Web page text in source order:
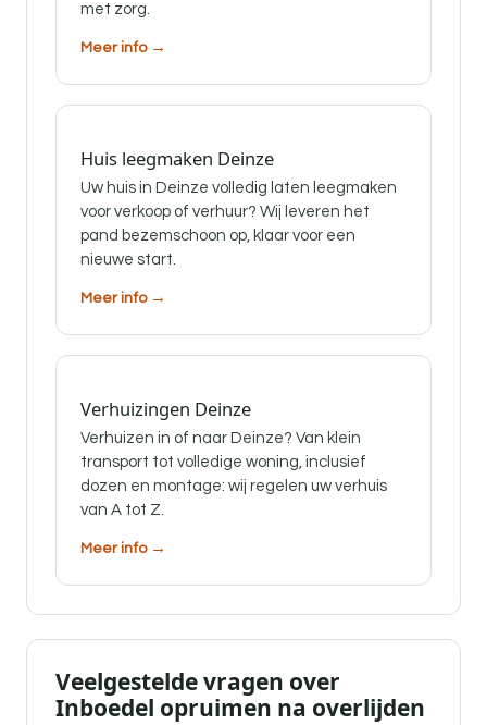
met zorg.
Meer info →
Huis leegmaken Deinze
Uw huis in Deinze volledig laten leegmaken
voor verkoop of verhuur? Wij leveren het
pand bezemschoon op, klaar voor een
nieuwe start.
Meer info →
Verhuizingen Deinze
Verhuizen in of naar Deinze? Van klein
transport tot volledige woning, inclusief
dozen en montage: wij regelen uw verhuis
van A tot Z.
Meer info →
Veelgestelde vragen over
Inboedel opruimen na overlijden